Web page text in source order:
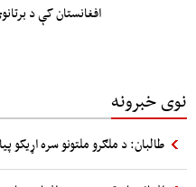
افغانستان کې د
نوی خبرونه
طالبان: د ملګرو ملتونو سره اړیکو